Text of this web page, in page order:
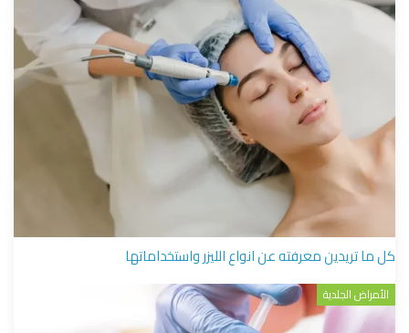
كل ما تريدين معرفته عن انواع الليزر واستخداماتها
الأمراض الجلدية